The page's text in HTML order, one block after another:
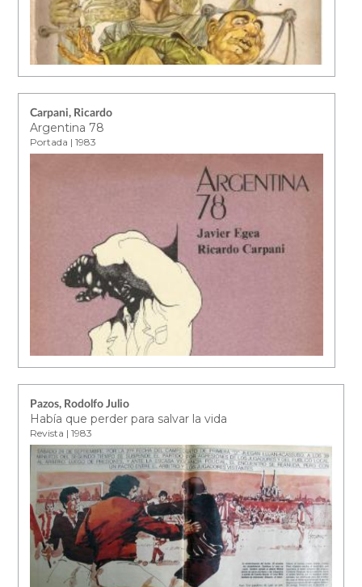
Carpani, Ricardo
Argentina 78
Portada | 1983
Pazos, Rodolfo Julio
Había que perder para salvar la vida
Revista | 1983